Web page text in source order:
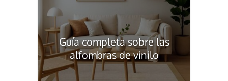
Guía completa sobre las
alfombras de vinilo